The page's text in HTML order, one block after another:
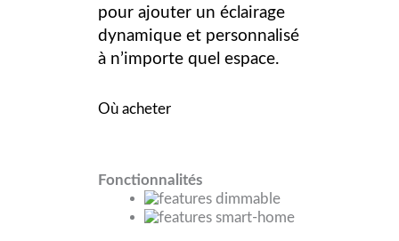
pour ajouter un éclairage
dynamique et personnalisé
à n’importe quel espace.
Où acheter
Fonctionnalités